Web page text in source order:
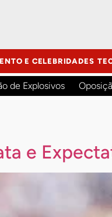
E CELEBRIDADES
de Explosivos
e